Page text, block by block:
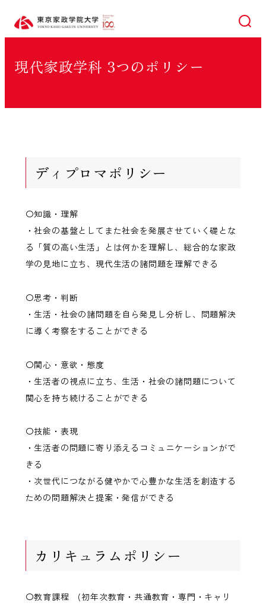
検索
現代家政学科 3つのポリシー
ディプロマポリシー
〇知識・理解
・社会の基盤としてまた社会を発展させていく礎とな
る「質の高い生活」とは何かを理解し、総合的な家政
学の見地に立ち、現代生活の諸問題を理解できる
〇思考・判断
・生活・社会の諸問題を自ら発見し分析し、問題解決
に導く考察をすることができる
〇関心・意欲・態度
・生活者の視点に立ち、生活・社会の諸問題について
関心を持ち続けることができる
〇技能・表現
・生活者の問題に寄り添えるコミュニケーションがで
きる
・次世代につながる健やかで心豊かな生活を創造する
ための問題解決と提案・発信ができる
カリキュラムポリシー
〇教育課程 (初年次教育・共通教育・専門・キャリ